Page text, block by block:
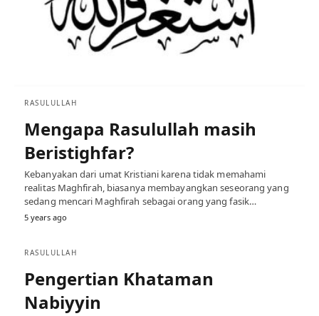
RASULULLAH
Mengapa Rasulullah masih
Beristighfar?
Kebanyakan dari umat Kristiani karena tidak memahami
realitas Maghfirah, biasanya membayangkan seseorang yang
sedang mencari Maghfirah sebagai orang yang fasik…
5 years ago
RASULULLAH
Pengertian Khataman
Nabiyyin